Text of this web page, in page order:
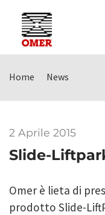
Home News
2 Aprile 2015
Slide-
Omer è lieta di
prodotto Slide-